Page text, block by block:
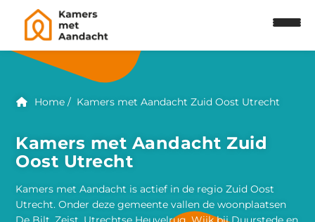
Home Kamers met Aandacht Zuid Oost Utrecht
Kamers met Aandacht Zuid
Oost Utrecht
Kamers met Aandacht is actief in de regio Zuid Oost
Utrecht. Onder deze gemeente vallen de woonplaatsen